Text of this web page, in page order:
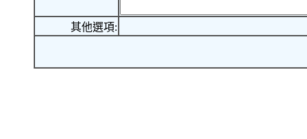
其他選項: